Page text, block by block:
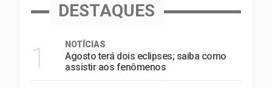
DESTAQUES
1 NOTÍCIAS
Agosto terá dois eclipses; saiba como
assistir aos fenômenos